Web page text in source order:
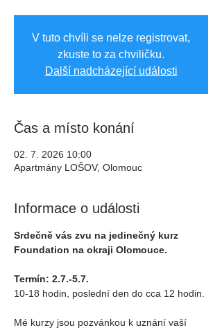
V tuto chvíli se nelze registrovat,
zkuste to za chviličku.
Další nadcházející události
Čas a místo konání
02. 7. 2026 10:00
Apartmány LOŠOV, Olomouc
Informace o události
Srdečně vás zvu na jedinečný kurz
Foundation na okraji Olomouce.
Termín: 2.7.-5.7.
10-18 hodin, poslední den do cca 12 hodin.
Mé kurzy jsou pozvánkou k uznání vaší